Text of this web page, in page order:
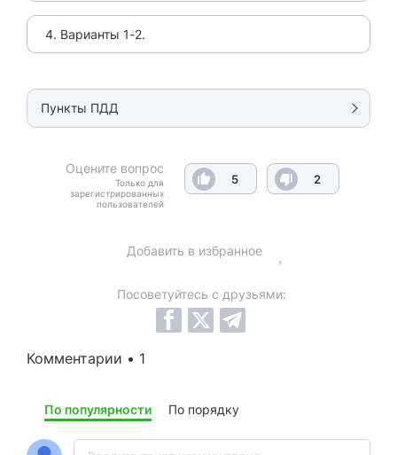
4. Варианты 1-2.
Пункты ПДД
Оцените вопрос
Только для
зарегистрированных
пользователей
5 2
Добавить в избранное
Посоветуйтесь с друзьями:
Комментарии • 1
По популярности По порядку